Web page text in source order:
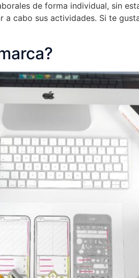
de forma individual, sin
cabo sus actividades. Si te